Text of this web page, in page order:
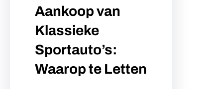
Aankoop van
Klassieke
Sportauto’s:
Waarop te Letten